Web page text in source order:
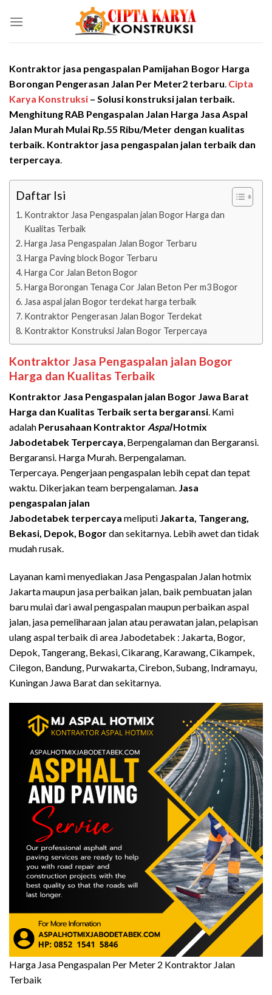
Kontraktor jasa pengaspalan Pamijahan Bogor Harga
Borongan Pengerasan Jalan Per Meter2 terbaru. Cipta
Karya Konstruksi – Solusi konstruksi jalan terbaik.
Menghitung RAB Pengaspalan Jalan Harga Jasa Aspal
Jalan Murah Mulai Rp.55 Ribu/Meter dengan kualitas
terbaik. Kontraktor jasa pengaspalan jalan terbaik dan
terpercaya.
Daftar Isi
Kontraktor Jasa Pengaspalan jalan Bogor Harga dan
Kualitas Terbaik
Harga Jasa Pengaspalan Jalan Bogor Terbaru
Harga Paving block Bogor Terbaru
Harga Cor Jalan Beton Bogor
Harga Borongan Tenaga Cor Jalan Beton Per m3 Bogor
Jasa aspal jalan Bogor terdekat harga terbaik
Kontraktor Pengerasan Jalan Bogor Terdekat
Kontraktor Konstruksi Jalan Bogor Terpercaya
Kontraktor Jasa Pengaspalan jalan Bogor
Harga dan Kualitas Terbaik
Kontraktor Jasa Pengaspalan jalan Bogor Jawa Barat
Harga dan Kualitas Terbaik serta bergaransi. Kami
adalah Perusahaan Kontraktor AspalHotmix
Jabodetabek Terpercaya, Berpengalaman dan Bergaransi.
Bergaransi. Harga Murah. Berpengalaman.
Terpercaya. Pengerjaan pengaspalan lebih cepat dan tepat
waktu. Dikerjakan team berpengalaman. Jasa
pengaspalan jalan
Jabodetabek terpercaya meliputi Jakarta, Tangerang,
Bekasi, Depok, Bogordan sekitarnya. Lebih awet dan tidak
mudah rusak.
Layanan kami menyediakan Jasa Pengaspalan Jalan hotmix
Jakarta maupun jasa perbaikan jalan, baik pembuatan jalan
baru mulai dari awal pengaspalan maupun perbaikan aspal
jalan, jasa pemeliharaan jalan atau perawatan jalan, pelapisan
ulang aspal terbaik di area Jabodetabek : Jakarta, Bogor,
Depok, Tangerang, Bekasi, Cikarang, Karawang, Cikampek,
Cilegon, Bandung, Purwakarta, Cirebon, Subang, Indramayu,
Kuningan Jawa Barat dan sekitarnya.
Harga Jasa Pengaspalan Per Meter 2 Kontraktor Jalan
Terbaik